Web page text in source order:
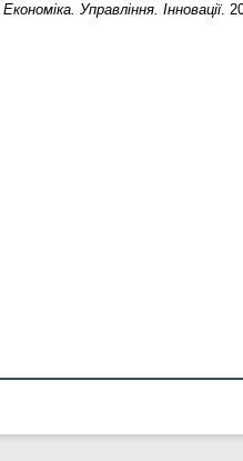
Економіка. Управління. Інновації.